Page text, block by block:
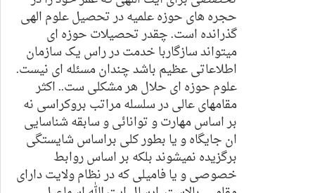
حجره های حوزه علمیه در تحصیل علوم الهی
گذرانده است. چقدر تحصیلات حوزه ای
میتواند سازگاربا خدمت در راس یک سازمان
اطلاعاتی عظیم باشد چندان مسئله ای نیست.
علوم حوزه ای حلال هر مشکلی ست.. اکثر
مقامهای عالی در سلسله مراتب بروکراسی نه
بر اساس مهارت و توانائی و سابقه شناسایی
ان جایگاه و یا بطور کلی براساس شایستگی
برگزیده نمیشوند بلکه بر اساس روابط
خصوصی و یا فامیلی که در نظام ولایت دارای